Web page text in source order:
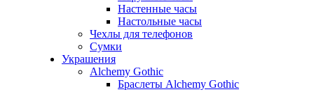
Настенные часы
Настольные часы
Чехлы для телефонов
Сумки
Украшения
Alchemy Gothic
Браслеты Alchemy Gothic